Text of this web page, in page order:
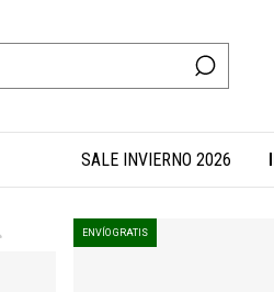
SALE INVIERNO 2026
ENVÍO GRATIS